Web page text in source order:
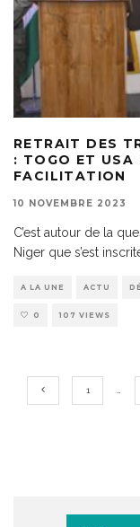
RETRAIT DES
: TOGO ET USA
FACILITATION
10 NOVEMBRE 2023
C’est autour de la
Niger que s’est
A LA UNE ACTU
0 107 VIEWS
1